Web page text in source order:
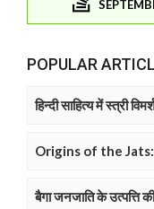
POPULAR
हिन्दी साहित्य में स्त्री
Origins of the
बैगा जनजाति के उत्पत्ति